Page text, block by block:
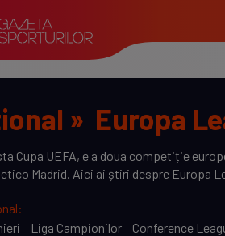
» Europa
Cupa UEFA, e a doua competiție
Madrid. Aici ai știri despre
Liga Campionilor Conference